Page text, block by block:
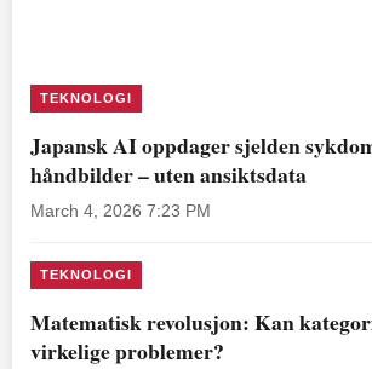
TEKNOLOGI
Japansk AI oppdager sjelden
håndbilder – uten ansiktsdata
March 4, 2026 7:23 PM
TEKNOLOGI
Matematisk revolusjon: Kan
virkelige problemer?